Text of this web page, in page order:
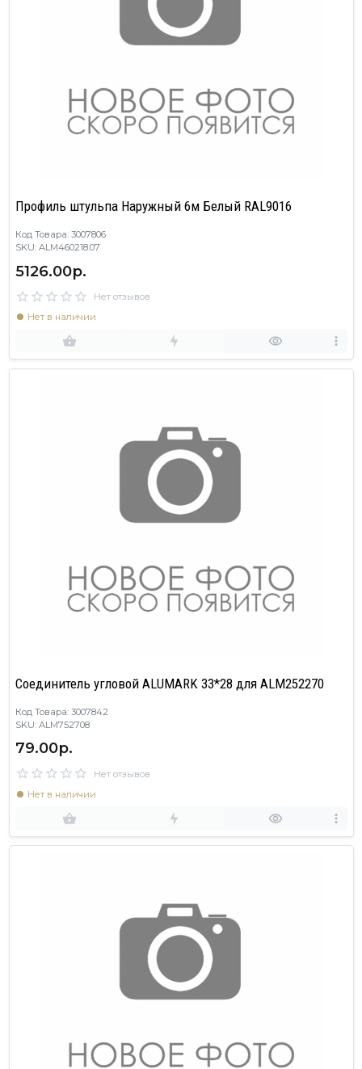
Профиль штульпа Наружный 6м Белый RAL9016
Код Товара: 3007806
SKU: ALM460218.07
5126.00р.
Нет отзывов
Нет в наличии
Соединитель угловой ALUMARK 33*28 для ALM252270
Код Товара: 3007842
SKU: ALM752708
79.00р.
Нет отзывов
Нет в наличии